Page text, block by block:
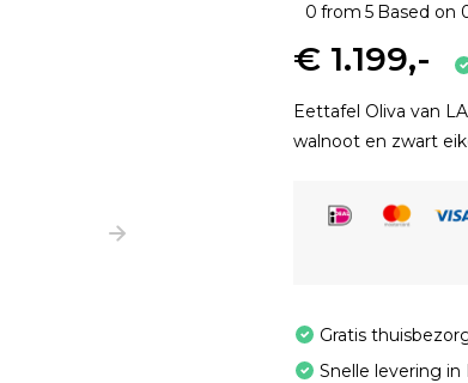
0 from 5 Based on
€ 1.199,-
Eettafel Oliva van
walnoot en zwart
Gratis
Snelle levering in